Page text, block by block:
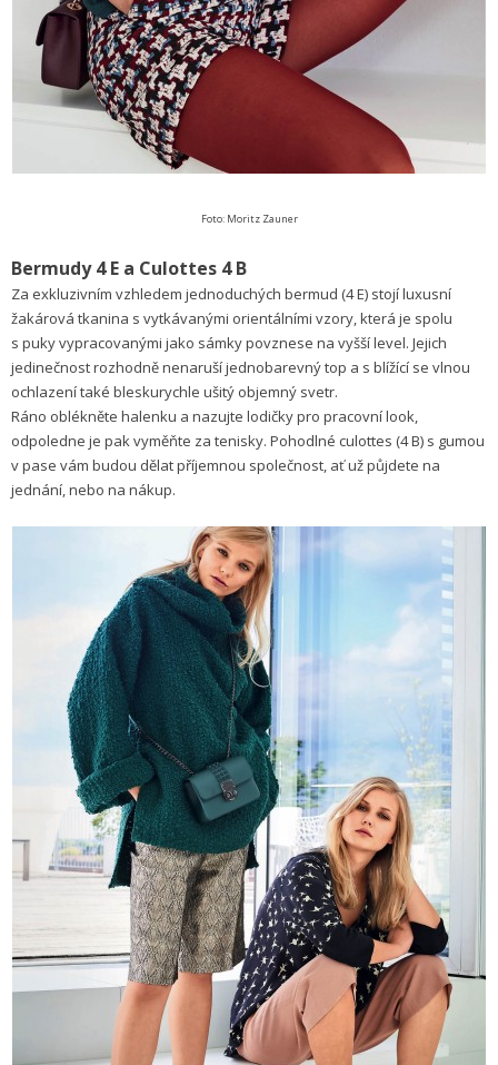
Foto: Moritz Zauner
Bermudy 4 E a Culottes 4 B
Za exkluzivním vzhledem jednoduchých bermud (4 E) stojí luxusní
žakárová tkanina s vytkávanými orientálními vzory, která je spolu
s puky vypracovanými jako sámky povznese na vyšší level. Jejich
jedinečnost rozhodně nenaruší jednobarevný top a s blížící se vlnou
ochlazení také bleskurychle ušitý objemný svetr.
Ráno oblékněte halenku a nazujte lodičky pro pracovní look,
odpoledne je pak vyměňte za tenisky. Pohodlné culottes (4 B) s gumou
v pase vám budou dělat příjemnou společnost, ať už půjdete na
jednání, nebo na nákup.